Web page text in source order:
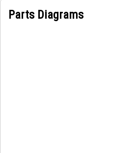
Parts Diagrams